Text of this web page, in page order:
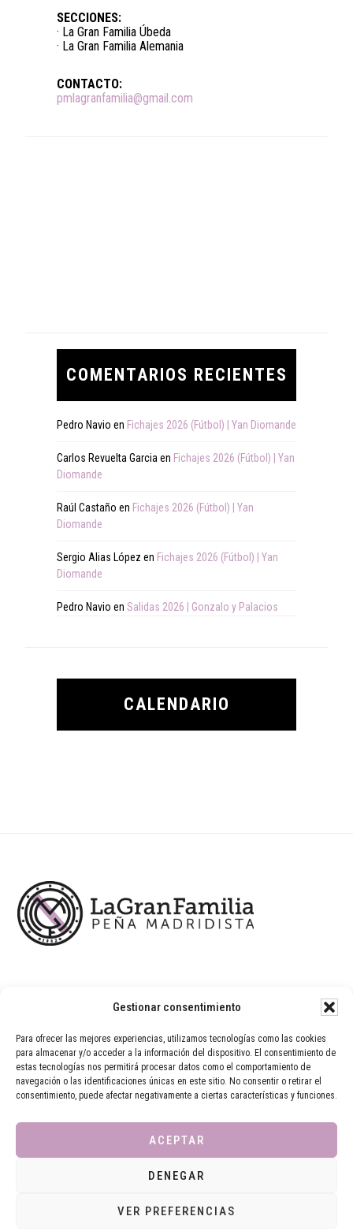
Gestionar consentimiento
Para ofrecer las mejores experiencias, utilizamos tecnologías como las cookies
para almacenar y/o acceder a la información del dispositivo. El consentimiento de
estas tecnologías nos permitirá procesar datos como el comportamiento de
navegación o las identificaciones únicas en este sitio. No consentir o retirar el
consentimiento, puede afectar negativamente a ciertas características y funciones.
ACEPTAR
DENEGAR
VER PREFERENCIAS
SECCIONES:
· La Gran Familia Úbeda
· La Gran Familia Alemania
CONTACTO:
pmlagranfamilia@gmail.com
COMENTARIOS RECIENTES
Pedro Navio en Fichajes 2026 (Fútbol) | Yan Diomande
Carlos Revuelta Garcia en Fichajes 2026 (Fútbol) | Yan
Diomande
Raúl Castaño en Fichajes 2026 (Fútbol) | Yan
Diomande
Sergio Alias López en Fichajes 2026 (Fútbol) | Yan
Diomande
Pedro Navio en Salidas 2026 | Gonzalo y Palacios
CALENDARIO
POLÍTICA DE PRIVACIDAD